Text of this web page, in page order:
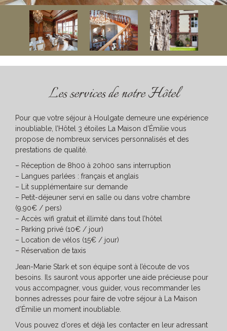
Les services de notre Hôtel
Pour que votre séjour à Houlgate demeure une expérience
inoubliable, l’Hôtel 3 étoiles La Maison d’Émilie vous
propose de nombreux services personnalisés et des
prestations de qualité.
– Réception de 8h00 à 20h00 sans interruption
– Langues parlées : français et anglais
– Lit supplémentaire sur demande
– Petit-déjeuner servi en salle ou dans votre chambre
(9,90€ / pers)
– Accès wifi gratuit et illimité dans tout l’hôtel
– Parking privé (10€ / jour)
– Location de vélos (15€ / jour)
– Réservation de taxis
Jean-Marie Stark et son équipe sont à l’écoute de vos
besoins. Ils sauront vous apporter une aide précieuse pour
vous accompagner, vous guider, vous recommander les
bonnes adresses pour faire de votre séjour à La Maison
d’Émilie un moment inoubliable.
Vous pouvez d’ores et déjà les contacter en leur adressant